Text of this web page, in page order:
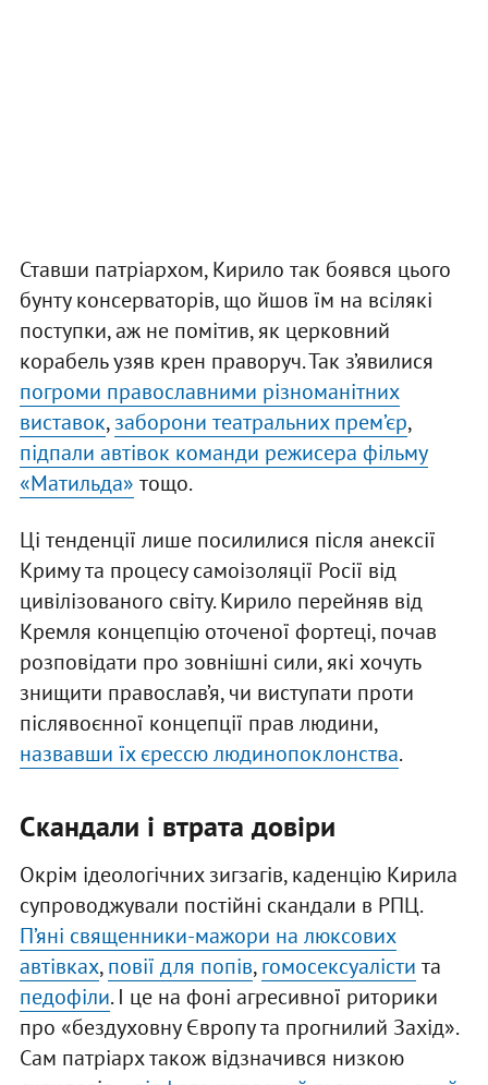
Ставши патріархом, Кирило так боявся цього
бунту консерваторів, що йшов їм на всілякі
поступки, аж не помітив, як церковний
корабель узяв крен праворуч. Так з’явилися
погроми православними різноманітних
виставок,заборони театральних прем’єр,
підпали автівок команди режисера фільму
«Матильда» тощо.
Ці тенденції лише посилилися після анексії
Криму та процесу самоізоляції Росії від
цивілізованого світу. Кирило перейняв від
Кремля концепцію оточеної фортеці, почав
розповідати про зовнішні сили, які хочуть
знищити православ’я, чи виступати проти
післявоєнної концепції прав людини,
назвавши їх єрессю людинопоклонства.
Скандали і втрата довіри
Окрім ідеологічних зигзагів, каденцію Кирила
супроводжували постійні скандали в РПЦ.
П’яні священники-мажори на люксових
автівках,повії для попів,гомосексуалісти та
педофіли. І це на фоні агресивної риторики
про «бездуховну Європу та прогнилий Захід».
Сам патріарх також відзначився низкою